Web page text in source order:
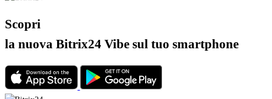
Scopri
la nuova Bitrix24 Vibe sul tuo smartphone